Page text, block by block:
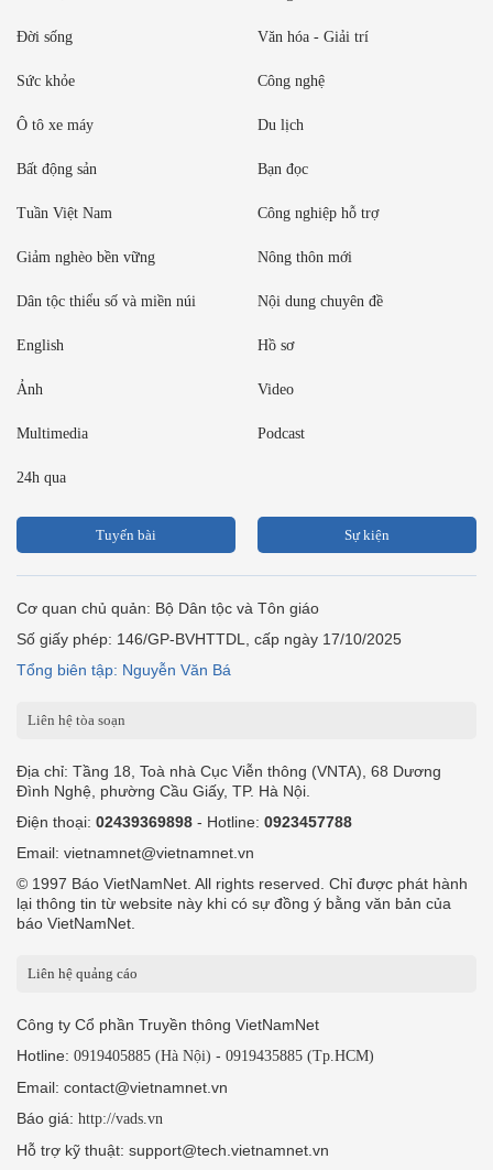
Đời sống Văn hóa - Giải trí
Sức khỏe Công nghệ
Ô tô xe máy Du lịch
Bất động sản Bạn đọc
Tuần Việt Nam Công nghiệp hỗ trợ
Giảm nghèo bền vững Nông thôn mới
Dân tộc thiểu số và miền núi Nội dung chuyên đề
English Hồ sơ
Ảnh Video
Multimedia Podcast
24h qua
Tuyến bài Sự kiện
Cơ quan chủ quản: Bộ Dân tộc và Tôn giáo
Số giấy phép: 146/GP-BVHTTDL, cấp ngày 17/10/2025
Tổng biên tập: Nguyễn Văn Bá
Liên hệ tòa soạn
Địa chỉ: Tầng 18, Toà nhà Cục Viễn thông (VNTA), 68 Dương
Đình Nghệ, phường Cầu Giấy, TP. Hà Nội.
Điện thoại: 02439369898 - Hotline: 0923457788
Email: vietnamnet@vietnamnet.vn
© 1997 Báo VietNamNet. All rights reserved. Chỉ được phát hành
lại thông tin từ website này khi có sự đồng ý bằng văn bản của
báo VietNamNet.
Liên hệ quảng cáo
Công ty Cổ phần Truyền thông VietNamNet
Hotline: 0919405885 (Hà Nội) - 0919435885 (Tp.HCM)
Email: contact@vietnamnet.vn
Báo giá: http://vads.vn
Hỗ trợ kỹ thuật: support@tech.vietnamnet.vn